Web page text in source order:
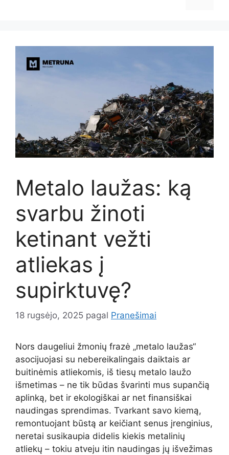
Metalo laužas: ką
svarbu žinoti
ketinant vežti
atliekas į
supirktuvę?
18 rugsėjo, 2025 pagal Pranešimai
Nors daugeliui žmonių frazė „metalo laužas“
asocijuojasi su nebereikalingais daiktais ar
buitinėmis atliekomis, iš tiesų metalo laužo
išmetimas – ne tik būdas švarinti mus supančią
aplinką, bet ir ekologiškai ar net finansiškai
naudingas sprendimas. Tvarkant savo kiemą,
remontuojant būstą ar keičiant senus įrenginius,
neretai susikaupia didelis kiekis metalinių
atliekų – tokiu atveju itin naudingas jų išvežimas